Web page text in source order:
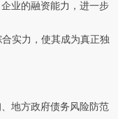
业的融资能力，进一步
实力，使其成为真正独
地方政府债务风险防范